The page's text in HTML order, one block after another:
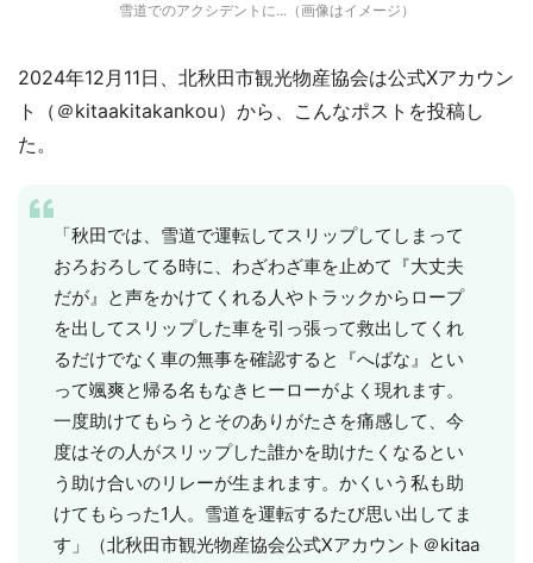
雪道でのアクシデントに...（画像はイメージ）
2024年12月11日、北秋田市観光物産協会は公式Xアカウン
ト（＠kitaakitakankou）から、こんなポストを投稿し
た。
「秋田では、雪道で運転してスリップしてしまって
おろおろしてる時に、わざわざ車を止めて『大丈夫
だが』と声をかけてくれる人やトラックからロープ
を出してスリップした車を引っ張って救出してくれ
るだけでなく車の無事を確認すると『へばな』とい
って颯爽と帰る名もなきヒーローがよく現れます。
一度助けてもらうとそのありがたさを痛感して、今
度はその人がスリップした誰かを助けたくなるとい
う助け合いのリレーが生まれます。かくいう私も助
けてもらった1人。雪道を運転するたび思い出してま
す」（北秋田市観光物産協会公式Xアカウント＠kitaa